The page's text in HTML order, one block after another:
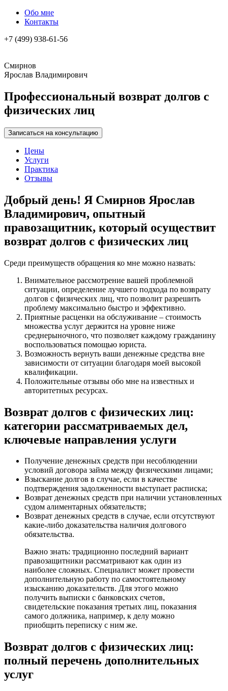
Обо мне
Контакты
+7 (499) 938-61-56
Смирнов
Ярослав Владимирович
Профессиональный возврат долгов с
физических лиц
Записаться на консультацию
Цены
Услуги
Практика
Отзывы
Добрый день! Я Смирнов Ярослав
Владимирович, опытный
правозащитник, который осуществит
возврат долгов с физических лиц
Среди преимуществ обращения ко мне можно назвать:
Внимательное рассмотрение вашей проблемной
ситуации, определение лучшего подхода по возврату
долгов с физических лиц, что позволит разрешить
проблему максимально быстро и эффективно.
Приятные расценки на обслуживание – стоимость
множества услуг держится на уровне ниже
среднерыночного, что позволяет каждому гражданину
воспользоваться помощью юриста.
Возможность вернуть ваши денежные средства вне
зависимости от ситуации благодаря моей высокой
квалификации.
Положительные отзывы обо мне на известных и
авторитетных ресурсах.
Возврат долгов с физических лиц:
категории рассматриваемых дел,
ключевые направления услуги
Получение денежных средств при несоблюдении
условий договора займа между физическими лицами;
Взыскание долгов в случае, если в качестве
подтверждения задолженности выступает расписка;
Возврат денежных средств при наличии установленных
судом алиментарных обязательств;
Возврат денежных средств в случае, если отсутствуют
какие-либо доказательства наличия долгового
обязательства.
Важно знать: традиционно последний вариант
правозащитники рассматривают как один из
наиболее сложных. Специалист может провести
дополнительную работу по самостоятельному
изысканию доказательств. Для этого можно
получить выписки с банковских счетов,
свидетельские показания третьих лиц, показания
самого должника, например, к делу можно
приобщить переписку с ним же.
Возврат долгов с физических лиц:
полный перечень дополнительных
услуг